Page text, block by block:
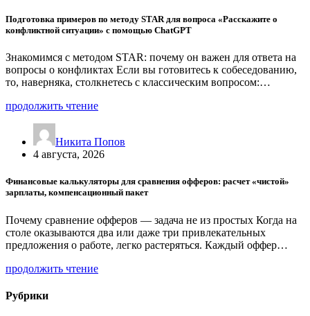
Подготовка примеров по методу STAR для вопроса «Расскажите о
конфликтной ситуации» с помощью ChatGPT
Знакомимся с методом STAR: почему он важен для ответа на
вопросы о конфликтах Если вы готовитесь к собеседованию,
то, наверняка, столкнетесь с классическим вопросом:…
продолжить чтение
Никита Попов
4 августа, 2026
Финансовые калькуляторы для сравнения офферов: расчет «чистой»
зарплаты, компенсационный пакет
Почему сравнение офферов — задача не из простых Когда на
столе оказываются два или даже три привлекательных
предложения о работе, легко растеряться. Каждый оффер…
продолжить чтение
Рубрики